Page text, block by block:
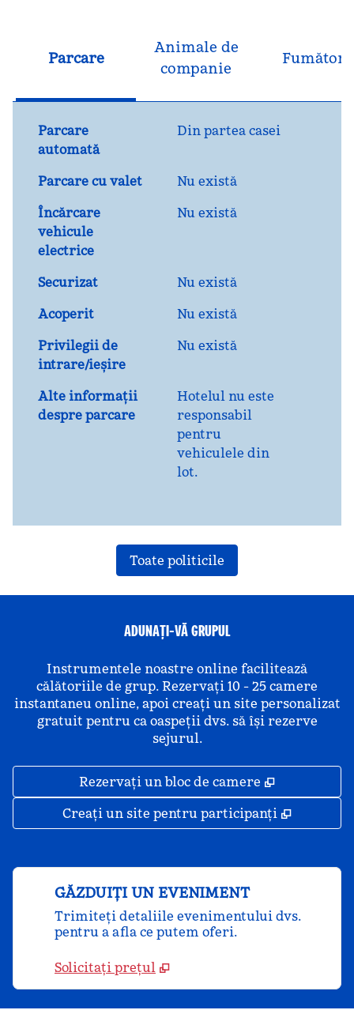
Parcare
Animale de
companie
Fumători
Parcare
automată
Din partea casei
Parcare cu valet
Nu există
Încărcare
vehicule
electrice
Nu există
Securizat
Nu există
Acoperit
Nu există
Privilegii de
intrare/ieșire
Nu există
Alte informații
despre parcare
Hotelul nu este
responsabil
pentru
vehiculele din
lot.
Toate politicile
ADUNAȚI-VĂ GRUPUL
Instrumentele noastre online facilitează
călătoriile de grup. Rezervați 10 - 25 camere
instantaneu online, apoi creați un site personalizat
gratuit pentru ca oaspeții dvs. să își rezerve
sejurul.
Rezervați un bloc de camere ,
Creați un site pentru participanți ,
GĂZDUIȚI UN EVENIMENT
Trimiteți detaliile evenimentului dvs.
pentru a afla ce putem oferi.
Solicitați prețul